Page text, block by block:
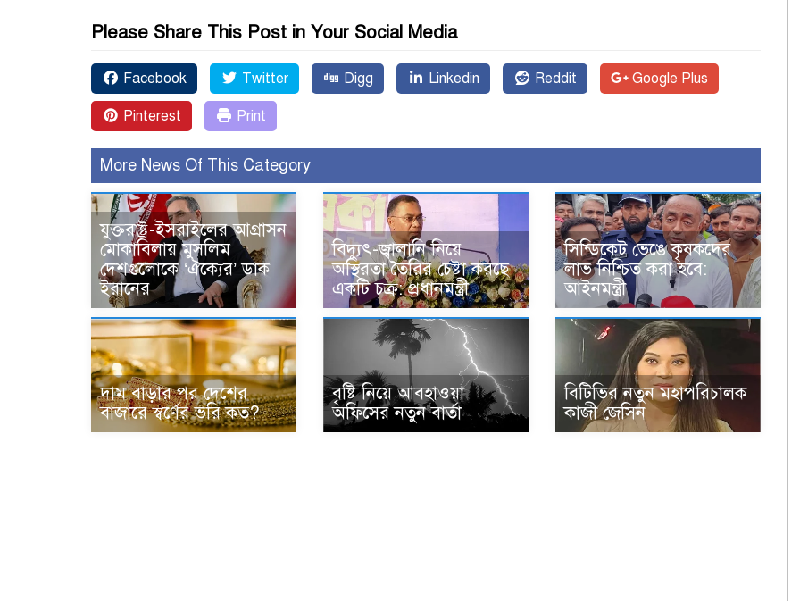
Please Share This Post in Your Social Media
Facebook Twitter Digg Linkedin Reddit Google Plus
Pinterest Print
More News Of This Category
যুক্তরাষ্ট্র-ইসরাইলের আগ্রাসন
মোকাবিলায় মুসলিম
দেশগুলোকে ‘ঐক্যের’ ডাক
ইরানের
বিদ্যুৎ-জ্বালানি নিয়ে
অস্থিরতা তৈরির চেষ্টা করছে
একটি চক্র: প্রধানমন্ত্রী
সিন্ডিকেট ভেঙে কৃষকদের
লাভ নিশ্চিত করা হবে:
আইনমন্ত্রী
দাম বাড়ার পর দেশের
বাজারে স্বর্ণের ভরি কত?
বৃষ্টি নিয়ে আবহাওয়া
অফিসের নতুন বার্তা
বিটিভির নতুন মহাপরিচালক
কাজী জেসিন